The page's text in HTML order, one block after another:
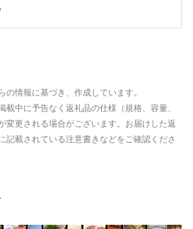
の情報に基づき、作成しています。
載中に予告なく返礼品の仕様（規格、容量、
変更される場合がございます。お届けした返
記載されている注意書きなどをご確認くださ